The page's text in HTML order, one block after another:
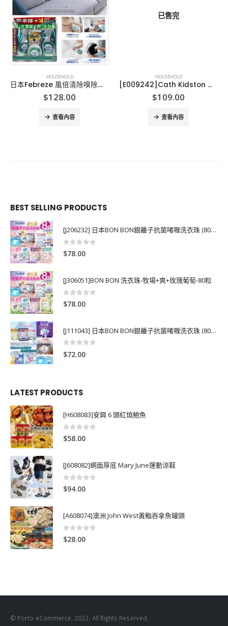
HOUSEHOLD
日本Febreze 風倍清除嗅除菌噴霧
$128.00
查看內容
已售完
HOUSEHOLD
[E009242]Cath Kidston 防反骨雨傘
$109.00
查看內容
BEST SELLING PRODUCTS
[J206232] 日本BON BON銀離子抗菌啫喱洗衣珠 (80粒)
0out of 5
$78.00
[J306051]BON BON 洗衣珠-牧場+爽+玫瑰葡萄-80粒
0
$78.00
[J111043] 日本BON BON銀離子抗菌啫喱洗衣珠 (80粒)
0
$72.00
LATEST PRODUCTS
[H608083]安興 6 頭紅燒鮑魚
0out of 5
$58.00
[J608082]網面厚底 Mary June運動涼鞋
0 out of 5
$94.00
[A608074]澳洲 John West黃鮨吞拿魚罐頭
0
$28.00
© Porto eCommerce. 2022. All Rights Reserved